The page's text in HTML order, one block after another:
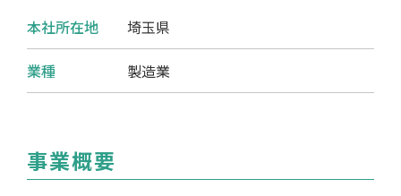
本社所在地 埼玉県
業種 製造業
事業概要